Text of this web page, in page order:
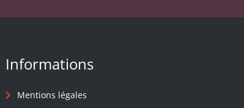
Informations
Mentions légales